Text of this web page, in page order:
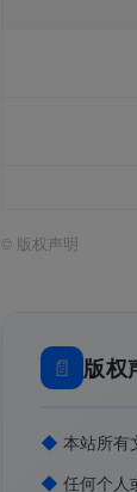
© 版权声明
📄 版权
◆ 本站所有
◆ 任何个人